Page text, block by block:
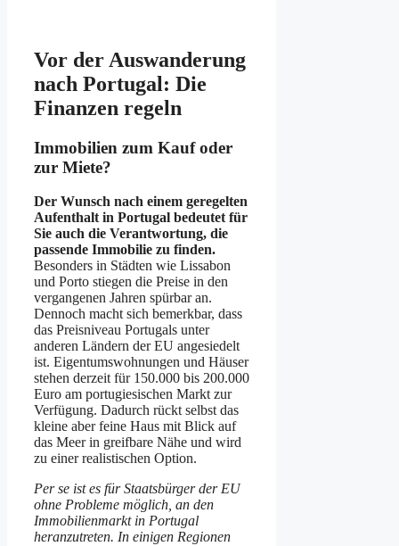
Vor der Auswanderung
nach Portugal: Die
Finanzen regeln
Immobilien zum Kauf oder
zur Miete?
Der Wunsch nach einem geregelten
Aufenthalt in Portugal bedeutet für
Sie auch die Verantwortung, die
passende Immobilie zu finden.
Besonders in Städten wie Lissabon
und Porto stiegen die Preise in den
vergangenen Jahren spürbar an.
Dennoch macht sich bemerkbar, dass
das Preisniveau Portugals unter
anderen Ländern der EU angesiedelt
ist. Eigentumswohnungen und Häuser
stehen derzeit für 150.000 bis 200.000
Euro am portugiesischen Markt zur
Verfügung. Dadurch rückt selbst das
kleine aber feine Haus mit Blick auf
das Meer in greifbare Nähe und wird
zu einer realistischen Option.
Per se ist es für Staatsbürger der EU
ohne Probleme möglich, an den
Immobilienmarkt in Portugal
heranzutreten. In einigen Regionen